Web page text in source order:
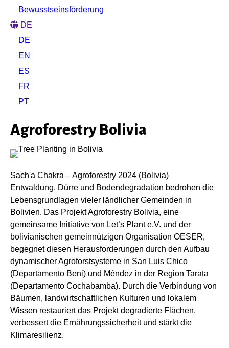
Bewusstseinsförderung
DE
DE
EN
ES
FR
PT
Agroforestry Bolivia
Sach'a Chakra – Agroforestry 2024 (Bolivia)
Entwaldung, Dürre und Bodendegradation bedrohen die
Lebensgrundlagen vieler ländlicher Gemeinden in
Bolivien. Das Projekt Agroforestry Bolivia, eine
gemeinsame Initiative von Let’s Plant e.V. und der
bolivianischen gemeinnützigen Organisation OESER,
begegnet diesen Herausforderungen durch den Aufbau
dynamischer Agroforstsysteme in San Luis Chico
(Departamento Beni) und Méndez in der Region Tarata
(Departamento Cochabamba). Durch die Verbindung von
Bäumen, landwirtschaftlichen Kulturen und lokalem
Wissen restauriert das Projekt degradierte Flächen,
verbessert die Ernährungssicherheit und stärkt die
Klimaresilienz.